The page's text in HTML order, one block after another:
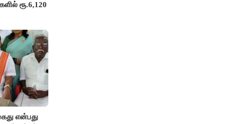
ரூ.6,120
என்பது